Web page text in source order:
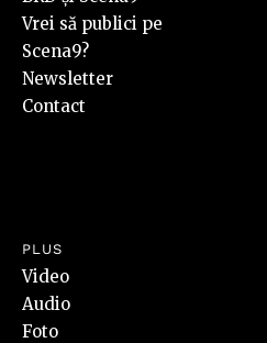
Vrei să publici pe
Scena9?
Newsletter
Contact
PLUS
Video
Audio
Foto